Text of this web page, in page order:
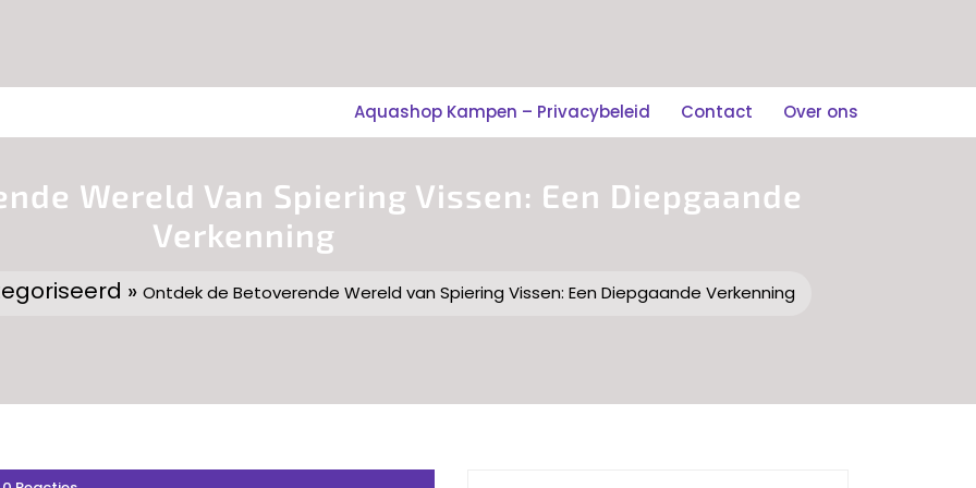
Aquashop Kampen – Privacybeleid Contact Over ons
Wereld Van Spiering Vissen: Een Diepgaande
Verkenning
» Ontdek de Betoverende Wereld van Spiering Vissen: Een Diepgaande Verkenning